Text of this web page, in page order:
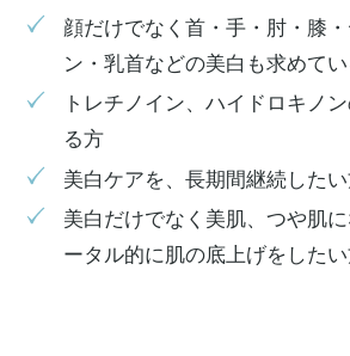
顔だけでなく首・手・肘・膝
ン・乳首などの美白も求めて
トレチノイン、ハイドロキノ
る方
美白ケアを、長期間継続した
美白だけでなく美肌、つや肌
ータル的に肌の底上げをしたい